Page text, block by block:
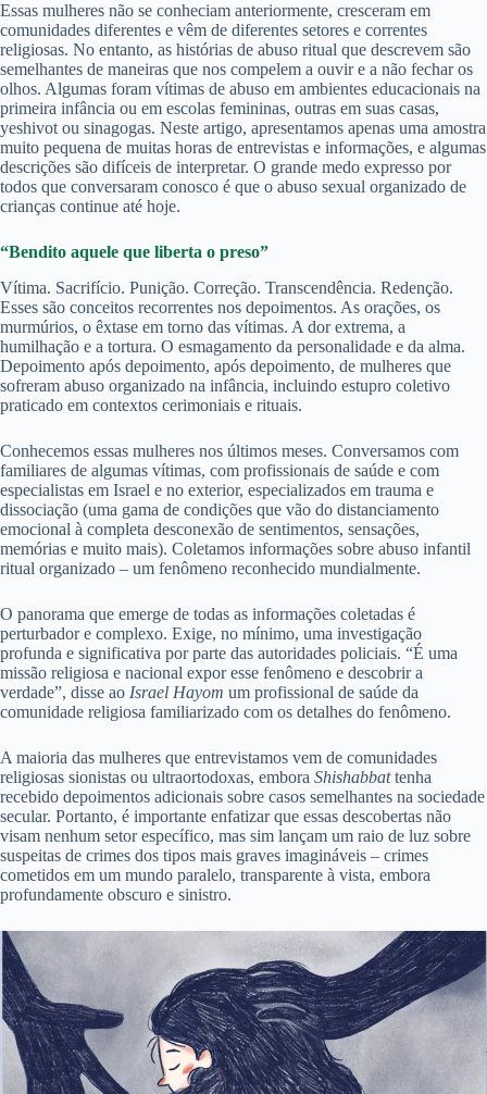
Essas mulheres não se conheciam anteriormente, cresceram em
comunidades diferentes e vêm de diferentes setores e correntes
religiosas. No entanto, as histórias de abuso ritual que descrevem são
semelhantes de maneiras que nos compelem a ouvir e a não fechar os
olhos. Algumas foram vítimas de abuso em ambientes educacionais na
primeira infância ou em escolas femininas, outras em suas casas,
yeshivot ou sinagogas. Neste artigo, apresentamos apenas uma amostra
muito pequena de muitas horas de entrevistas e informações, e algumas
descrições são difíceis de interpretar. O grande medo expresso por
todos que conversaram conosco é que o abuso sexual organizado de
crianças continue até hoje.
“Bendito aquele que liberta o preso”
Vítima. Sacrifício. Punição. Correção. Transcendência. Redenção.
Esses são conceitos recorrentes nos depoimentos. As orações, os
murmúrios, o êxtase em torno das vítimas. A dor extrema, a
humilhação e a tortura. O esmagamento da personalidade e da alma.
Depoimento após depoimento, após depoimento, de mulheres que
sofreram abuso organizado na infância, incluindo estupro coletivo
praticado em contextos cerimoniais e rituais.
Conhecemos essas mulheres nos últimos meses. Conversamos com
familiares de algumas vítimas, com profissionais de saúde e com
especialistas em Israel e no exterior, especializados em trauma e
dissociação (uma gama de condições que vão do distanciamento
emocional à completa desconexão de sentimentos, sensações,
memórias e muito mais). Coletamos informações sobre abuso infantil
ritual organizado – um fenômeno reconhecido mundialmente.
O panorama que emerge de todas as informações coletadas é
perturbador e complexo. Exige, no mínimo, uma investigação
profunda e significativa por parte das autoridades policiais. “É uma
missão religiosa e nacional expor esse fenômeno e descobrir a
verdade”, disse ao Israel Hayom um profissional de saúde da
comunidade religiosa familiarizado com os detalhes do fenômeno.
A maioria das mulheres que entrevistamos vem de comunidades
religiosas sionistas ou ultraortodoxas, embora Shishabbattenha
recebido depoimentos adicionais sobre casos semelhantes na sociedade
secular. Portanto, é importante enfatizar que essas descobertas não
visam nenhum setor específico, mas sim lançam um raio de luz sobre
suspeitas de crimes dos tipos mais graves imagináveis ​​– crimes
cometidos em um mundo paralelo, transparente à vista, embora
profundamente obscuro e sinistro.